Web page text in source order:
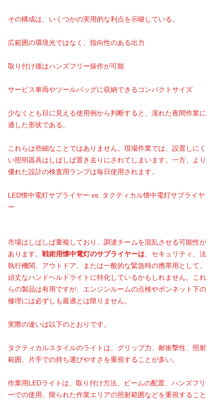
その構成は、いくつかの実用的な利点を示唆している。
広範囲の環境光ではなく、指向性のある出力
取り付け後はハンズフリー操作が可能
サービス車両やツールバッグに収納できるコンパクトサイズ
少なくとも目に見える使用例から判断すると、濡れた夜間作業に
適した形状である。
これらは些細なことではありません。現場作業では、設置しにく
い照明器具はしばしば置き去りにされてしまいます。一方、より
優れた設計の検査用ランプは毎日使用されます。
LED懐中電灯サプライヤー vs. タクティカル懐中電灯サプライヤ
ー
市場はしばしば重複しており、調達チームを混乱させる可能性が
あります。 戦術用懐中電灯のサプライヤーは、セキュリティ、法
執行機関、アウトドア、または一般的な緊急時の携帯用として、
頑丈なハンドヘルドライトに特化しているかもしれません。これ
らの製品は有用ですが、エンジンルームの点検やボンネット下の
修理には必ずしも最適とは限りません。
実際の違いは以下のとおりです。
タクティカルスタイルのライトは、グリップ力、耐衝撃性、照射
範囲、片手での持ち運びやすさを重視することが多い。
作業用LEDライトは、取り付け方法、ビームの配置、ハンズフリ
ーでの使用、限られた作業エリアの照射範囲などを重視すること